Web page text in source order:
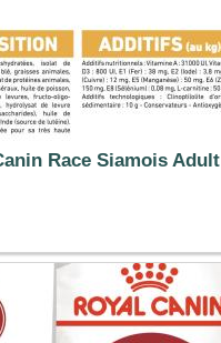
Race Siamois Adult
39.99 €